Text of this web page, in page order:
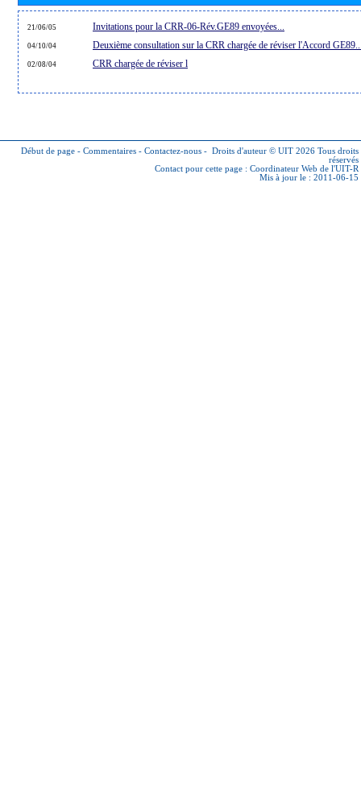
21/06/05 Invitations pour la CRR-06-Rév.GE89 envoyées...
04/10/04 Deuxième consultation sur la CRR chargée de réviser l'Accord
02/08/04 CRR chargée de réviser l
Début de page - Commentaires - Contactez-nous - Droits d'auteur © UIT 2026 Tous droits
réservés
Contact pour cette page : Coordinateur Web de l'UIT-R
Mis à jour le : 2011-06-15